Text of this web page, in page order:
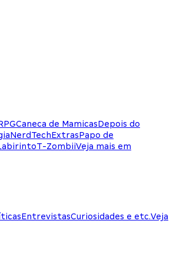
Caneca de MamicasDepois do
NerdTechExtrasPapo de
T-ZombiiVeja mais em
EntrevistasCuriosidades e etc.Veja